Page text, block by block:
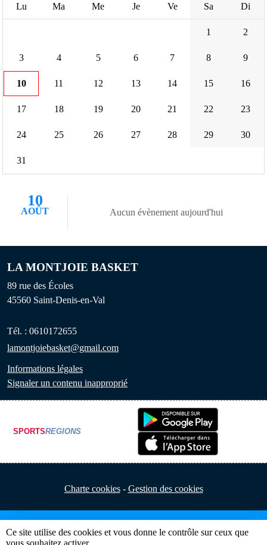
Lu Ma Me Je Ve Sa Di
1 2
3 4 5 6 7 8 9
10 11 12 13 14 15 16
17 18 19 20 21 22 23
24 25 26 27 28 29 30
31
10
AOÛT Aucun évènement aujourd'hui
LA MONTJOIE BASKET
89 rue des Écoles
45560 Saint-Denis-en-Val
Tél. : 0610172655
lamontjoiebasket@gmail.com
Informations légales
Signaler un contenu inapproprié
SPORTSREGIONS
Charte cookies Gestion des cookies
Ce site utilise des cookies et vous donne le contrôle sur ceux que
vous souhaitez activer